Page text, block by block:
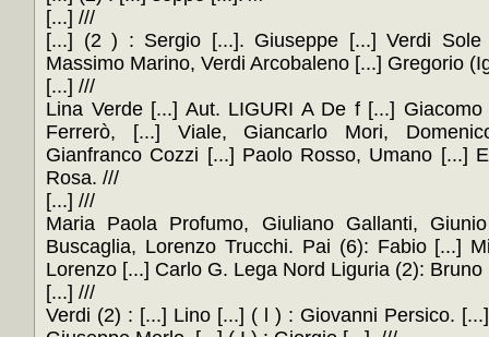
[...] ///
[...] (2 ) : Sergio [...]. Giuseppe [...] Verdi
Massimo Marino, Verdi Arcobaleno [...] Gregorio
[...] ///
Lina Verde [...] Aut. LIGURI A De f [...]
Ferrerò, [...] Viale, Giancarlo Mori,
Gianfranco Cozzi [...] Paolo Rosso, Umano [...]
Rosa. ///
[...] ///
Maria Paola Profumo, Giuliano Gallanti,
Buscaglia, Lorenzo Trucchi. Pai (6): Fabio [...]
Lorenzo [...] Carlo G. Lega Nord Liguria (2): Bruno
[...] ///
Verdi (2) : [...] Lino [...] ( l ) : Giovanni Persico.